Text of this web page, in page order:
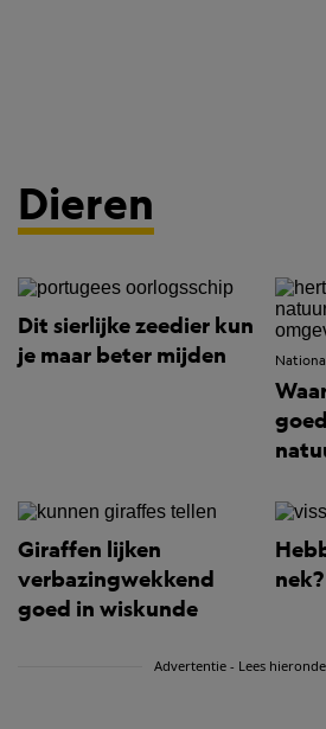
Dieren
Dit sierlijke zeedier kun
je maar beter mijden
Giraffen lijken
verbazingwekkend
goed in wiskunde
nek?
Advertentie - Lees